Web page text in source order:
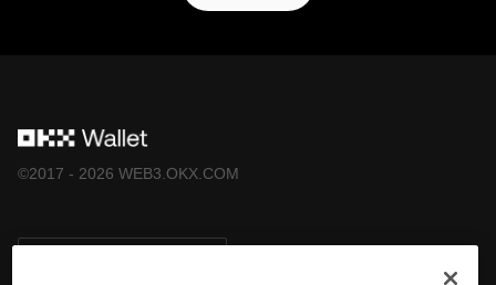
©2017 - 2026 WEB3.OKX.COM